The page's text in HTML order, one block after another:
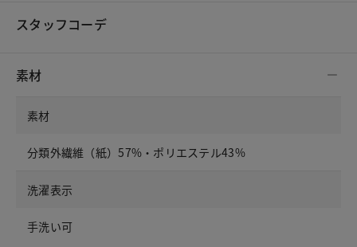
スタッフコーデ
素材
素材
分類外繊維（紙）57%・ポリエステル43%
洗濯表示
手洗い可